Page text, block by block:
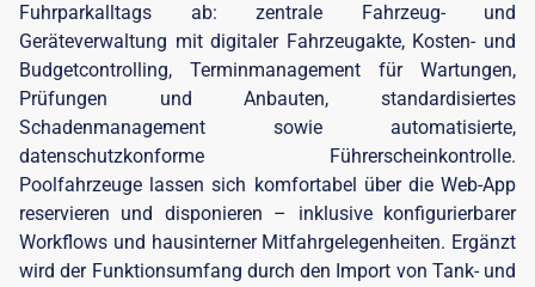
Fuhrparkalltags ab: zentrale Fahrzeug- und
Geräteverwaltung mit digitaler Fahrzeugakte, Kosten- und
Budgetcontrolling, Terminmanagement für Wartungen,
Prüfungen und Anbauten, standardisiertes
Schadenmanagement sowie automatisierte,
datenschutzkonforme Führerscheinkontrolle.
Poolfahrzeuge lassen sich komfortabel über die Web-App
reservieren und disponieren – inklusive konfigurierbarer
Workflows und hausinterner Mitfahrgelegenheiten. Ergänzt
wird der Funktionsumfang durch den Import von Tank- und